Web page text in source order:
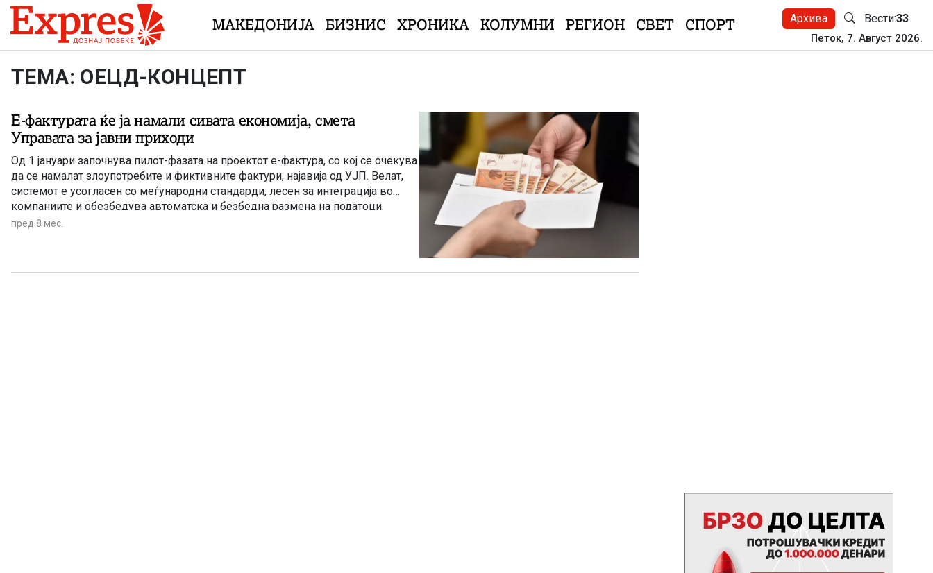
Skip to content
МАКЕДОНИЈА БИЗНИС ХРОНИКА КОЛУМНИ РЕГИОН СВЕТ СПОРТ Архива Вести:33
Петок, 7. Август 2026.
ТЕМА: ОЕЦД-КОНЦЕПТ
Е-фактурата ќе ја намали сивата економија, смета
Управата за јавни приходи
Од 1 јануари започнува пилот-фазата на проектот е-фактура, со кој се очекува
да се намалат злоупотребите и фиктивните фактури, најавија од УЈП. Велат,
системот е усогласен со меѓународни стандарди, лесен за интеграција во
компаниите и обезбедува автоматска и безбедна размена на податоци.
Пилот-тестирањето ќе се одвива во контролираната средина и ќе опфати ИТ
пред 8 мес.